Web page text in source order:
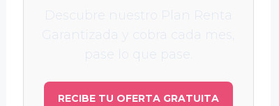
RECIBE TU OFERTA GRATUITA